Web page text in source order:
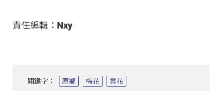
責任編輯：Nxy
關鍵字： 原鄉 梅花 賞花